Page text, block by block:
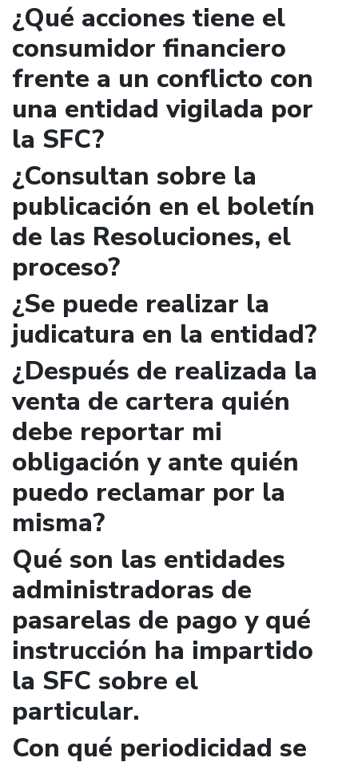
¿Qué acciones tiene el
consumidor financiero
frente a un conflicto con
una entidad vigilada por
la SFC?
¿Consultan sobre la
publicación en el boletín
de las Resoluciones, el
proceso?
¿Se puede realizar la
judicatura en la entidad?
¿Después de realizada la
venta de cartera quién
debe reportar mi
obligación y ante quién
puedo reclamar por la
misma?
Qué son las entidades
administradoras de
pasarelas de pago y qué
instrucción ha impartido
la SFC sobre el
particular.
Con qué periodicidad se